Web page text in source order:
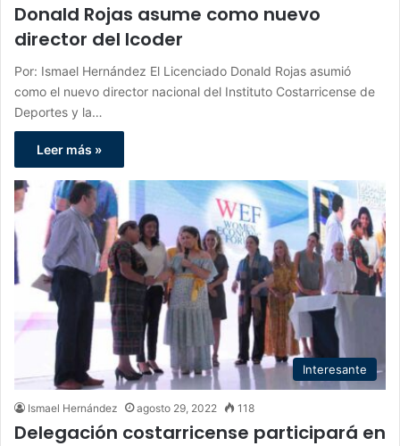
Donald Rojas asume como nuevo
director del Icoder
Por: Ismael Hernández El Licenciado Donald Rojas asumió
como el nuevo director nacional del Instituto Costarricense de
Deportes y la…
Leer más »
Interesante
Ismael Hernández agosto 29, 2022 118
Delegación costarricense participará en